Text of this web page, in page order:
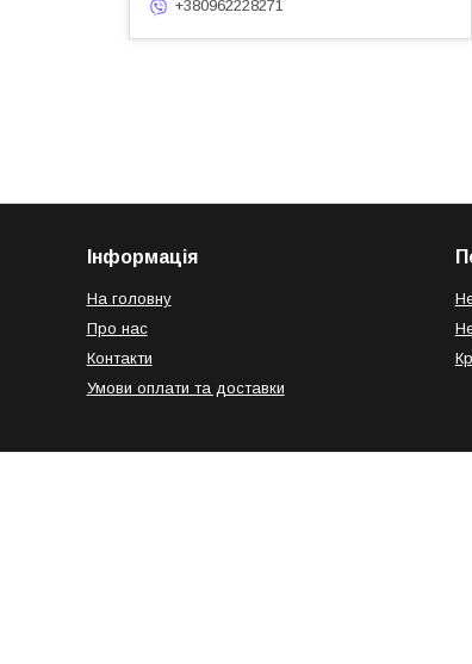
+380962228271
Інформація
На головну
Про нас
Контакти
Умови оплати та доставки